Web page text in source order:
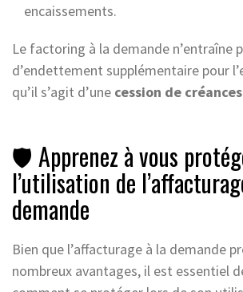
encaissements.
Le factoring à la demande n’entraîne
d’endettement supplémentaire pour
qu’il s’agit d’une cession de créances
🛡️ Apprenez à vous
l’utilisation de
demande
Bien que l’affacturage à la demande
nombreux avantages, il est essentiel